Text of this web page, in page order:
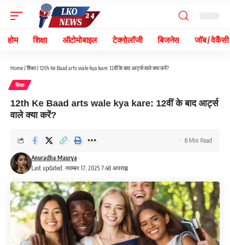
होम शिक्षा ऑटोमोबाइल टेक्नोलॉजी बिजनेस जॉब / वेकैंसी
Home/शिक्षा/12th Ke Baad arts wale kya kare: 12वीं के बाद आर्ट्स वाले क्या करें?
शिक्षा
12th Ke Baad arts wale kya kare: 12वीं के बाद आर्ट्स
वाले क्या करें?
Last updated: नवम्बर 17, 2025 7:48 अपराह्न
Anuradha Maurya
8 Min Read